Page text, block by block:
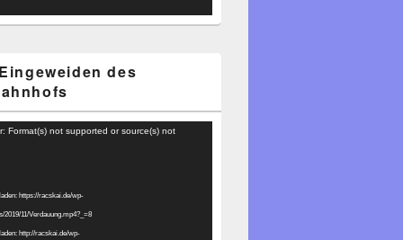
des
Format(s) not supported or source(s) not
https://racskai.de/wp-
2019/11/Verdauung.mp4?_=8
http://racskai.de/wp-